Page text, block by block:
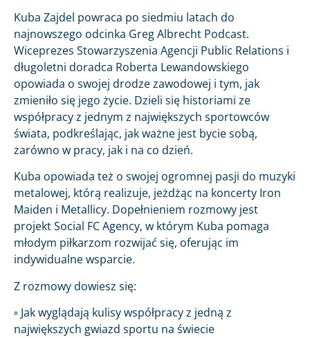
Kuba Zajdel powraca po siedmiu latach do
najnowszego odcinka Greg Albrecht Podcast.
Wiceprezes Stowarzyszenia Agencji Public Relations i
długoletni doradca Roberta Lewandowskiego
opowiada o swojej drodze zawodowej i tym, jak
zmieniło się jego życie. Dzieli się historiami ze
współpracy z jednym z największych sportowców
świata, podkreślając, jak ważne jest bycie sobą,
zarówno w pracy, jak i na co dzień.
Kuba opowiada też o swojej ogromnej pasji do muzyki
metalowej, którą realizuje, jeżdżąc na koncerty Iron
Maiden i Metallicy. Dopełnieniem rozmowy jest
projekt Social FC Agency, w którym Kuba pomaga
młodym piłkarzom rozwijać się, oferując im
indywidualne wsparcie.
Z rozmowy dowiesz się:
▫️ Jak wyglądają kulisy współpracy z jedną z
największych gwiazd sportu na świecie